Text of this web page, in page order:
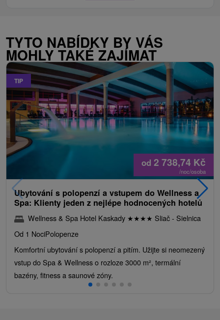
TYTO NABÍDKY BY VÁS
MOHLY TAKÉ ZAJÍMAT
TIP
od 2 738,74 Kč
/noc/osoba
Ubytování s polopenzí a vstupem do Wellness a
Spa: Klienty jeden z nejlépe hodnocených hotelů
Wellness & Spa Hotel Kaskady ★★★★ Sliač - Sielnica
Od 1 NociPolopenze
Komfortní ubytování s polopenzí a pitím. Užijte si neomezený
vstup do Spa & Wellness o rozloze 3000 m², termální
bazény, fitness a saunové zóny.